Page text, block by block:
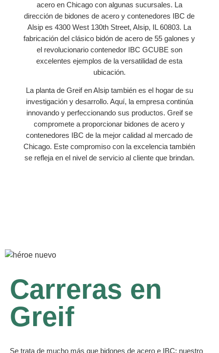
acero en Chicago con algunas sucursales. La
dirección de bidones de acero y contenedores IBC de
Alsip es 4300 West 130th Street, Alsip, IL 60803. La
fabricación del clásico bidón de acero de 55 galones y
el revolucionario contenedor IBC GCUBE son
excelentes ejemplos de la versatilidad de esta
ubicación.
La planta de Greif en Alsip también es el hogar de su
investigación y desarrollo. Aquí, la empresa continúa
innovando y perfeccionando sus productos. Greif se
compromete a proporcionar bidones de acero y
contenedores IBC de la mejor calidad al mercado de
Chicago. Este compromiso con la excelencia también
se refleja en el nivel de servicio al cliente que brindan.
Carreras en
Greif
Se trata de mucho más que bidones de acero e IBC; nuestro